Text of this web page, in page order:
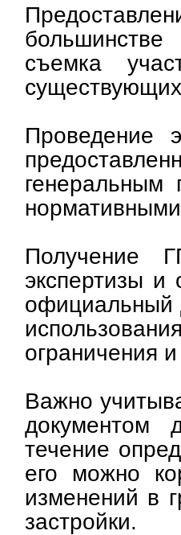
съемка
Проведение
Получение
экспертизы и
официальный
ограничения
Важно
документом
течение
его можно
изменений в
застройки.